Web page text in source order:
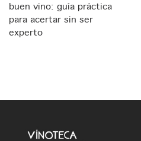
buen vino: guía práctica
para acertar sin ser
experto